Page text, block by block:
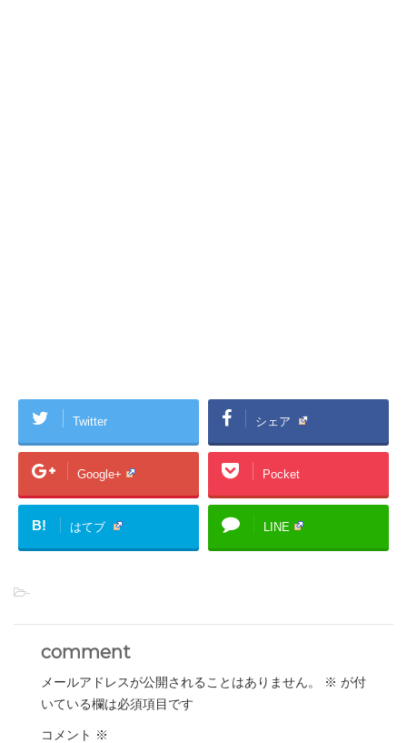
Twitter シェア
Google+ Pocket
B! はてブ LINE
-
comment
メールアドレスが公開されることはありません。 ※ が付
いている欄は必須項目です
コメント ※